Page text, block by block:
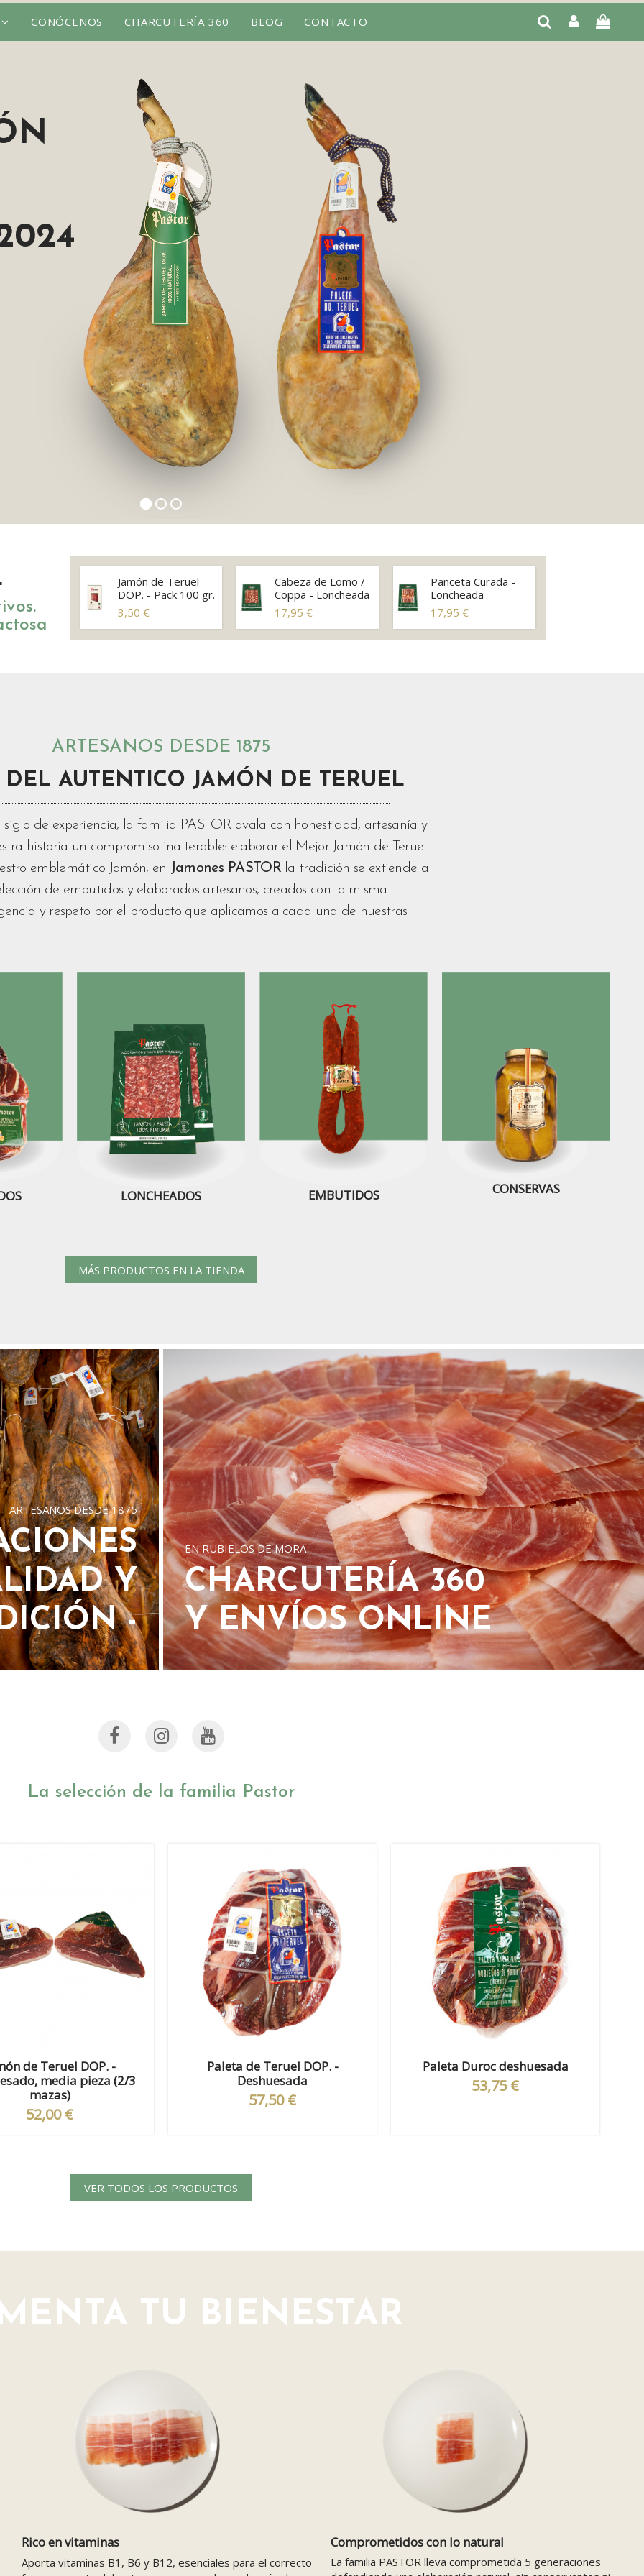
CONÓCENOS CHARCUTERÍA 360 BLOG CONTACTO
Jamón de Teruel
DOP. - Pack 100 gr.
3,50 €
Cabeza de Lomo /
Coppa - Loncheada
17,95 €
Panceta Curada -
Loncheada
17,95 €
ARTESANOS DESDE 1875
DEL AUTENTICO JAMÓN DE TERUEL
de experiencia, la familia PASTOR avala con honestidad, artesanía y
historia un compromiso inalterable: elaborar el Mejor Jamón de Teruel.
emblemático Jamón, en Jamones PASTORla tradición se extiende a
de embutidos y elaborados artesanos, creados con la misma
y respeto por el producto que aplicamos a cada una de nuestras
LONCHEADOS EMBUTIDOS CONSERVAS
MÁS PRODUCTOS EN LA TIENDA
ARTESANOS DESDE 1875
Y
-
EN RUBIELOS DE MORA
CHARCUTERÍA 360
Y ENVÍOS ONLINE
La selección de la familia Pastor
de Teruel DOP. -
media pieza (2/3
mazas)
52,00 €
Paleta de Teruel DOP. -
Deshuesada
57,50 €
Paleta Duroc deshuesada
53,75 €
VER TODOS LOS PRODUCTOS
TU BIENESTAR
Rico en vitaminas
Aporta vitaminas B1, B6 y B12, esenciales para el correcto
Comprometidos con lo natural
La familia PASTOR lleva comprometida 5 generaciones